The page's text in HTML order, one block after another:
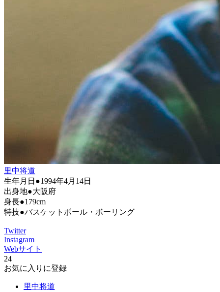
里中将道
生年月日●1994年4月14日
出身地●大阪府
身長●179cm
特技●バスケットボール・ボーリング
Twitter
Instagram
Webサイト
24
お気に入りに登録
里中将道